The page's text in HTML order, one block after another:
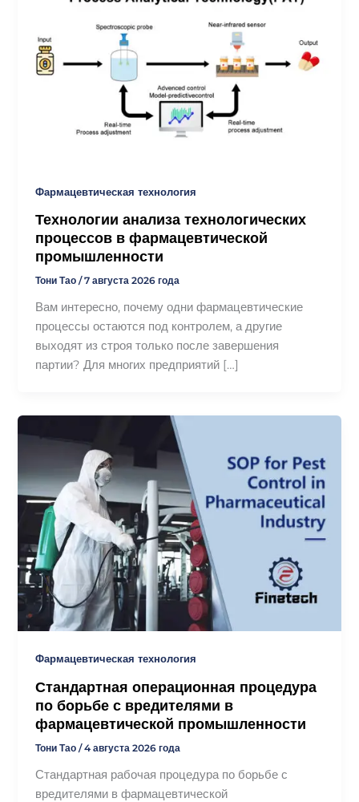
Фармацевтическая технология
Технологии анализа технологических
процессов в фармацевтической
промышленности
Тони Тао/7 августа 2026 года
Вам интересно, почему одни фармацевтические
процессы остаются под контролем, а другие
выходят из строя только после завершения
партии? Для многих предприятий […]
Фармацевтическая технология
Стандартная операционная процедура
по борьбе с вредителями в
фармацевтической промышленности
Тони Тао/4 августа 2026 года
Стандартная рабочая процедура по борьбе с
вредителями в фармацевтической